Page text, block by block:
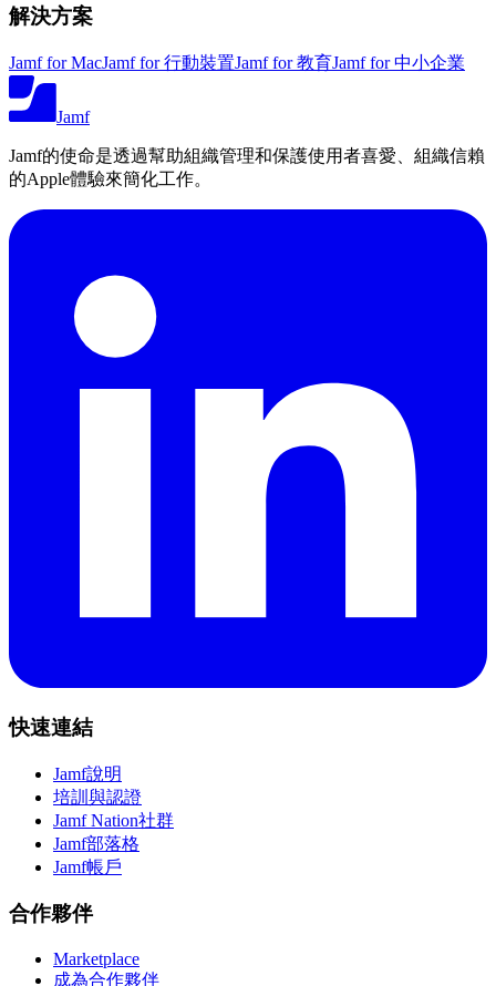
解決方案
Jamf for MacJamf for 行動裝置Jamf for 教育Jamf for 中小企業
Jamf
Jamf的使命是透過幫助組織管理和保護使用者喜愛、組織信賴
的Apple體驗來簡化工作。
快速連結
Jamf說明
培訓與認證
Jamf Nation社群
Jamf部落格
Jamf帳戶
合作夥伴
Marketplace
成為合作夥伴